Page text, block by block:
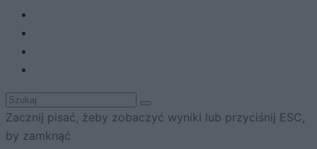
Zacznij pisać, żeby zobaczyć wyniki lub przyciśnij ESC,
by zamknąć